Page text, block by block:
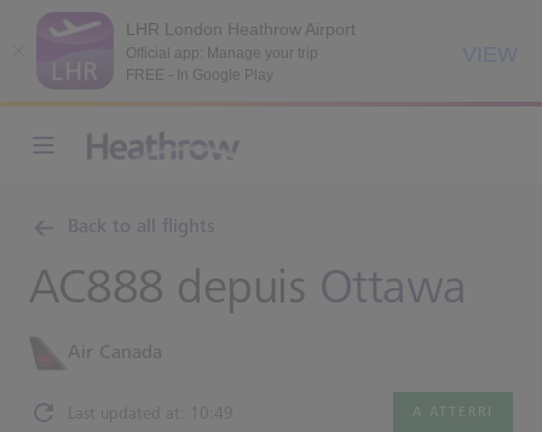
LHR London Heathrow Airport
Official app: Manage your trip
FREE - In Google Play
VIEW
Back to all flights
AC888 depuis Ottawa
Air Canada
Last updated at: 10:49 A ATTERRI